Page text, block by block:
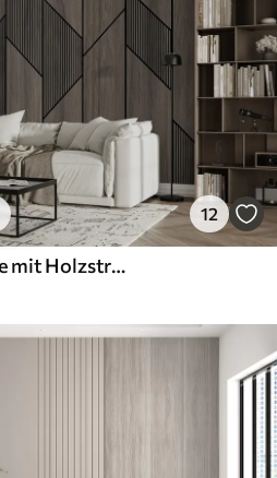
12
Geometrische Paneele mit Holzstruktur